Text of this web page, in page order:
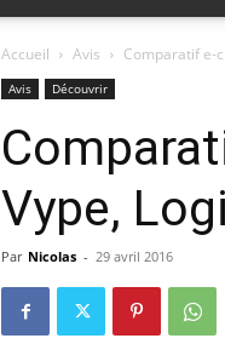
Accueil Avis Comparatif e-
Avis Découvrir
Vype,
Par Nicolas - 29 avril 2016